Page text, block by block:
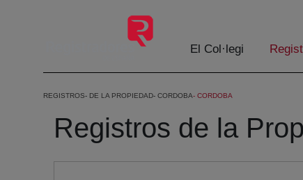
Salta al contingut principal
El Col·legi
REGISTROS DE LA PROPIEDAD CORDOBA CORDOBA
Registros de la